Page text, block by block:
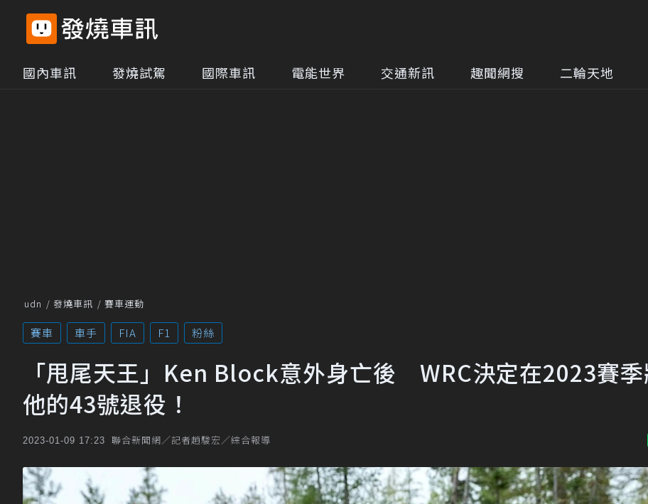
國內車訊 發燒試駕 國際車訊 電能世界 交通新訊 趣聞網搜 二輪天地
udn 發燒車訊 賽車運動
賽車 車手 FIA F1 粉絲
「甩尾天王」Ken Block意外身亡後 WRC決定在2023賽
他的43號退役！
2023-01-09 17:23 聯合新聞網／記者趙駿宏／綜合報導